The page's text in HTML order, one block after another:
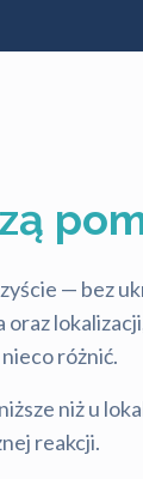
— bez
oraz
różnić.
niż u
reakcji.